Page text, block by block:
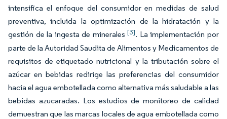
intensifica el enfoque del consumidor en medidas de salud
preventiva, incluida la optimización de la hidratación y la
gestión de la ingesta de minerales[3]. La implementación por
parte de la Autoridad Saudita de Alimentos y Medicamentos de
requisitos de etiquetado nutricional y la tributación sobre el
azúcar en bebidas redirige las preferencias del consumidor
hacia el agua embotellada como alternativa más saludable a las
bebidas azucaradas. Los estudios de monitoreo de calidad
demuestran que las marcas locales de agua embotellada como